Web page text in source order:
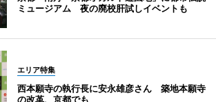
ミュージアム 夜の廃校肝試しイベントも
エリア特集
西本願寺の執行長に安永雄彦さん 築地本願寺
の改革、京都でも